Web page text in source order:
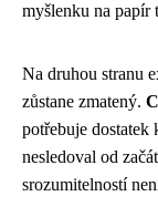
myšlenku na papír
Na druhou stranu
zůstane zmatený.
potřebuje dostatek
nesledoval od
srozumitelností